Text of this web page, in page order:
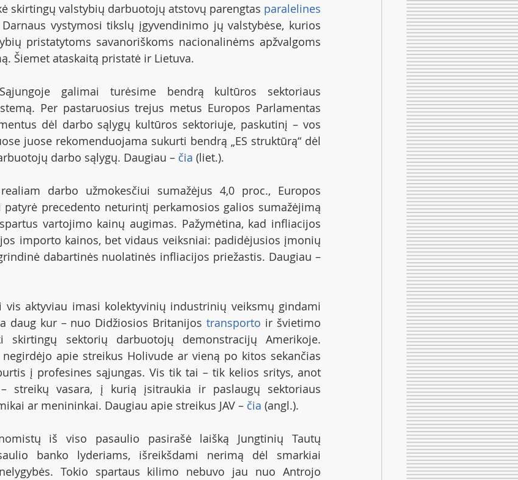
skirtingų valstybių darbuotojų atstovų parengtas paralelines
vystymosi tikslų įgyvendinimo jų valstybėse, kurios
pristatytoms savanoriškoms nacionalinėms apžvalgoms
Šiemet ataskaitą pristatė ir Lietuva.
galimai turėsime bendrą kultūros sektoriaus
Per pastaruosius trejus metus Europos Parlamentas
dėl darbo sąlygų kultūros sektoriuje, paskutinį – vos
juose rekomenduojama sukurti bendrą „ES struktūrą“ dėl
darbo sąlygų. Daugiau – čia (liet.).
darbo užmokesčiui sumažėjus 4,0 proc., Europos
patyrė precedento neturintį perkamosios galios sumažėjimą
vartojimo kainų augimas. Pažymėtina, kad infliacijos
importo kainos, bet vidaus veiksniai: padidėjusios įmonių
vis aktyviau imasi kolektyvinių industrinių veiksmų gindami
daug kur – nuo Didžiosios Britanijos transporto ir švietimo
skirtingų sektorių darbuotojų demonstracijų Amerikoje.
apie streikus Holivude ar vieną po kitos sekančias
į profesines sąjungas. Vis tik tai – tik kelios sritys, anot
– streikų vasara, į kurią įsitraukia ir paslaugų sektoriaus
ar menininkai. Daugiau apie streikus JAV – čia (angl.).
iš viso pasaulio pasirašė laišką Jungtinių Tautų
banko lyderiams, išreikšdami nerimą dėl smarkiai
Tokio spartaus kilimo nebuvo jau nuo Antrojo